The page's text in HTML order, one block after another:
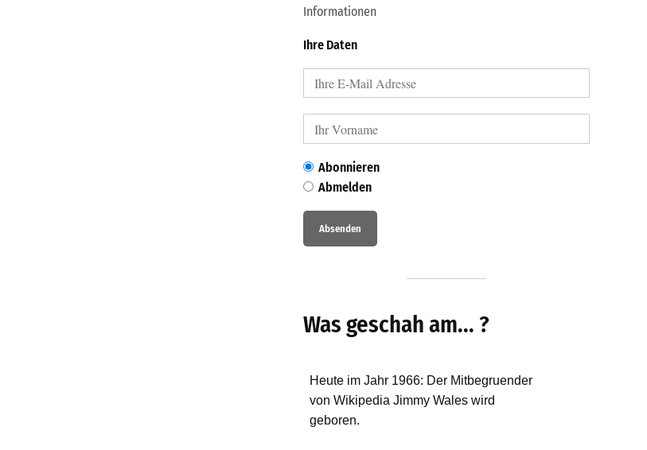
Informationen
Ihre Daten
Abonnieren
Abmelden
Was geschah am... ?